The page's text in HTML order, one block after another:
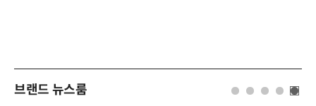
브랜드 뉴스룸